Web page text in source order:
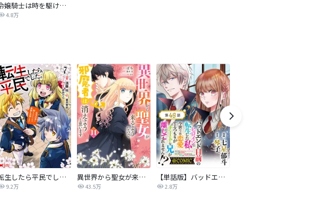
令嬢騎士は時を駆ける～最愛の人の死に逆らいます～【タテヨミ】
4.8万
転生したら平民でした。～生活水準に耐えられないので貴族を目指します～（コミック）
9.2万
異世界から聖女が来るようなので、邪魔者は消えようと思います【分冊版】
43.5万
【単話版】バッドエンド目前のヒロインに転生した私、今世では恋愛するつもりがチートな兄が離してくれません！？@COMIC
2.8万